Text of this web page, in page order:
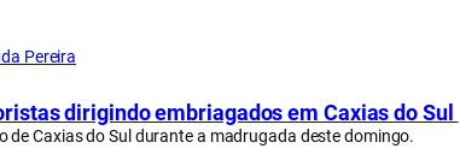
Pereira
dirigindo embriagados em Caxias do Sul
de Caxias do Sul durante a madrugada deste domingo.